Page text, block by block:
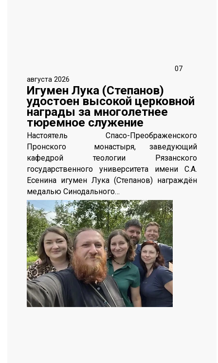
07
августа 2026
Игумен Лука (Степанов)
удостоен высокой церковной
награды за многолетнее
тюремное служение
Настоятель Спасо-Преображенского
Пронского монастыря, заведующий
кафедрой теологии Рязанского
государственного университета имени С.А.
Есенина игумен Лука (Степанов) награждён
медалью Синодального…